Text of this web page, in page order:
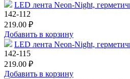
LED лента Neon-Night,
142-112
219.00 ₽
Добавить в корзину
LED лента Neon-Night,
142-115
219.00 ₽
Добавить в корзину